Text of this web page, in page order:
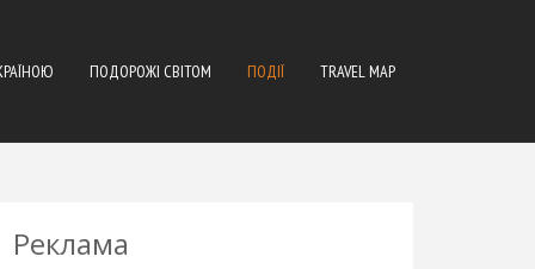
ПОДОРОЖІ СВІТОМ ПОДІЇ TRAVEL MAP
Реклама